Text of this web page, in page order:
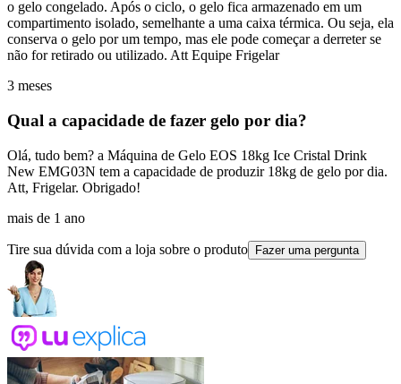
o gelo congelado. Após o ciclo, o gelo fica armazenado em um
compartimento isolado, semelhante a uma caixa térmica. Ou seja, ela
conserva o gelo por um tempo, mas ele pode começar a derreter se
não for retirado ou utilizado. Att Equipe Frigelar
3 meses
Qual a capacidade de fazer gelo por dia?
Olá, tudo bem? a Máquina de Gelo EOS 18kg Ice Cristal Drink
New EMG03N tem a capacidade de produzir 18kg de gelo por dia.
Att, Frigelar. Obrigado!
mais de 1 ano
Tire sua dúvida com a loja sobre o produto Fazer uma pergunta